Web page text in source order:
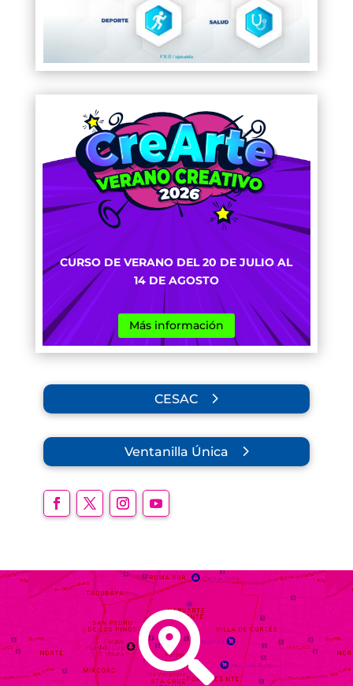
CURSO DE VERANO DEL 20 DE JULIO AL
14 DE AGOSTO
Más información
CESAC
Ventanilla Única
